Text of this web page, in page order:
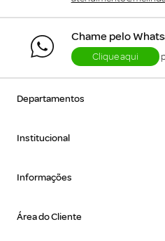
Chame pelo
Clique aqui
Departamentos
Institucional
Informações
Área do Cliente